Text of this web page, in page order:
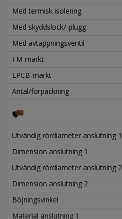
Med termisk isolering
Med skyddslock/-plugg
Med avtappningsventil
FM-märkt
LPCB-märkt
Antal/förpackning
Utvändig rördiameter anslutning 1
Dimension anslutning 1
Utvändig rördiameter anslutning 2
Dimension anslutning 2
Böjningsvinkel
Material anslutning 1